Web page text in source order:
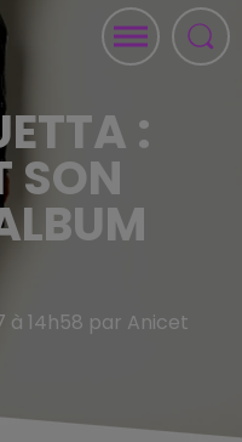
:
SON
à 14h58 par Anicet